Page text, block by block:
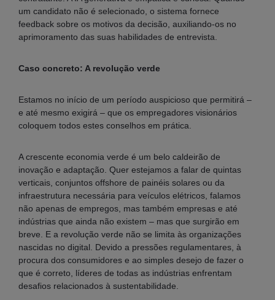
um candidato não é selecionado, o sistema fornece
feedback sobre os motivos da decisão, auxiliando-os no
aprimoramento das suas habilidades de entrevista.
Caso concreto: A revolução verde
Estamos no início de um período auspicioso que permitirá –
e até mesmo exigirá – que os empregadores visionários
coloquem todos estes conselhos em prática.
A crescente economia verde é um belo caldeirão de
inovação e adaptação. Quer estejamos a falar de quintas
verticais, conjuntos offshore de painéis solares ou da
infraestrutura necessária para veículos elétricos, falamos
não apenas de empregos, mas também empresas e até
indústrias que ainda não existem – mas que surgirão em
breve. E a revolução verde não se limita às organizações
nascidas no digital. Devido a pressões regulamentares, à
procura dos consumidores e ao simples desejo de fazer o
que é correto, líderes de todas as indústrias enfrentam
desafios relacionados à sustentabilidade.